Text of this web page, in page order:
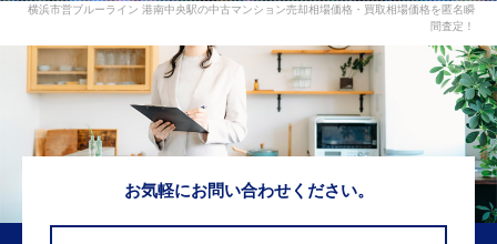
横浜市営ブルーライン 港南中央駅の中古マンション売却相場価格・買取相場価格を匿名瞬
間査定！
お気軽にお問い合わせください。